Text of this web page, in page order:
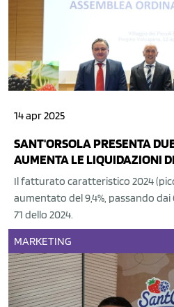
14 apr 2025
SANT'ORSOLA PRESENTA
AUMENTA LE LIQUIDAZIONI
Il fatturato caratteristico 2024
aumentato del 9,4%, passando
71 dello 2024.
MARKETING